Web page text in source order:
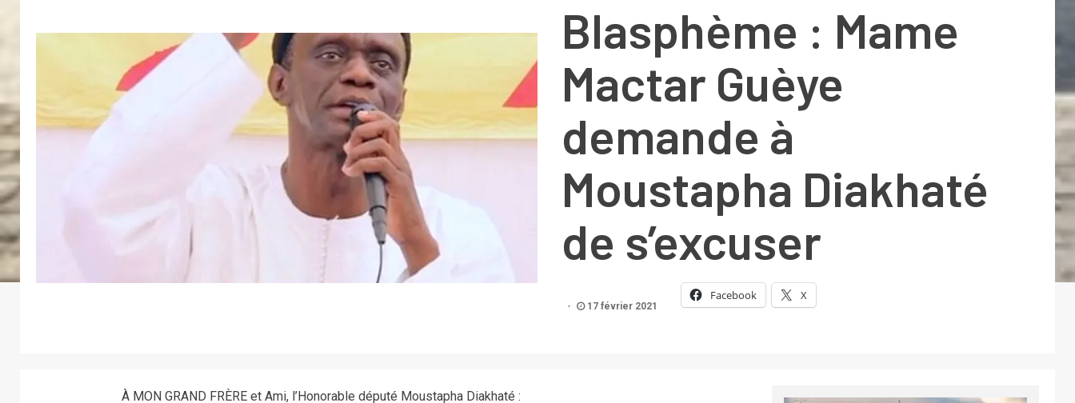
Blasphème : Mame
Mactar Guèye
demande à
Moustapha Diakhaté
de s’excuser
17 février 2021
Facebook X
À MON GRAND FRÈRE et Ami, l’Honorable député Moustapha Diakhaté :